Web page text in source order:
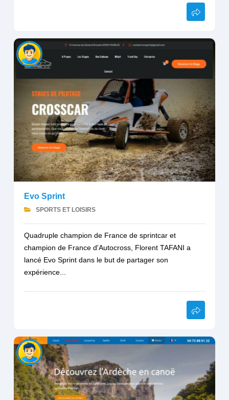
Evo Sprint
SPORTS ET LOISIRS
Quadruple champion de France de sprintcar et
champion de France d'Autocross, Florent TAFANI a
lancé Evo Sprint dans le but de partager son
expérience...